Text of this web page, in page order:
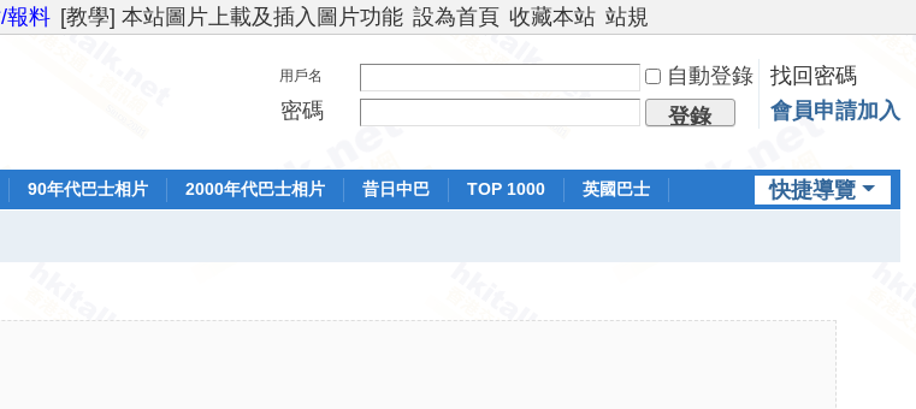
報料 [教學] 本站圖片上載及插入圖片功能 設為首頁 收藏本站 站規
用戶名 自動登錄
找回密碼
密碼
登錄 會員申請加入
快捷導覽
90年代巴士相片 2000年代巴士相片 昔日中巴 TOP 1000
英國巴士